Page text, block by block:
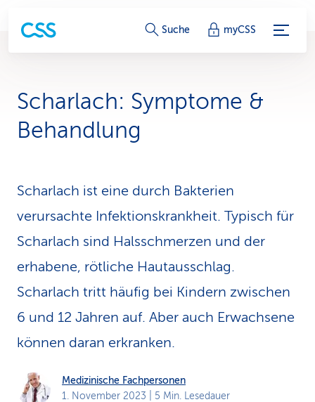
S
v
e
-
n
k
Suche myCSS
Scharlach: Symptome &
Behandlung
Scharlach ist eine durch Bakterien
verursachte Infektionskrankheit. Typisch für
Scharlach sind Halsschmerzen und der
erhabene, rötliche Hautausschlag.
Scharlach tritt häufig bei Kindern zwischen
6 und 12 Jahren auf. Aber auch Erwachsene
können daran erkranken.
Medizinische Fachpersonen
1. November 2023 | 5 Min. Lesedauer